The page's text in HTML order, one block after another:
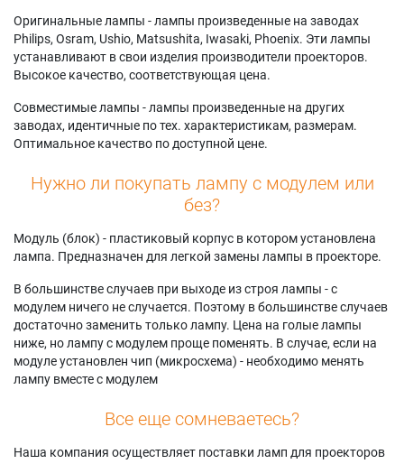
Оригинальные лампы - лампы произведенные на заводах
Philips, Osram, Ushio, Matsushita, Iwasaki, Phoenix. Эти лампы
устанавливают в свои изделия производители проекторов.
Высокое качество, соответствующая цена.
Совместимые лампы - лампы произведенные на других
заводах, идентичные по тех. характеристикам, размерам.
Оптимальное качество по доступной цене.
Нужно ли покупать лампу с модулем или
без?
Модуль (блок) - пластиковый корпус в котором установлена
лампа. Предназначен для легкой замены лампы в проекторе.
В большинстве случаев при выходе из строя лампы - с
модулем ничего не случается. Поэтому в большинстве случаев
достаточно заменить только лампу. Цена на голые лампы
ниже, но лампу с модулем проще поменять. В случае, если на
модуле установлен чип (микросхема) - необходимо менять
лампу вместе с модулем
Все еще сомневаетесь?
Наша компания осуществляет поставки ламп для проекторов